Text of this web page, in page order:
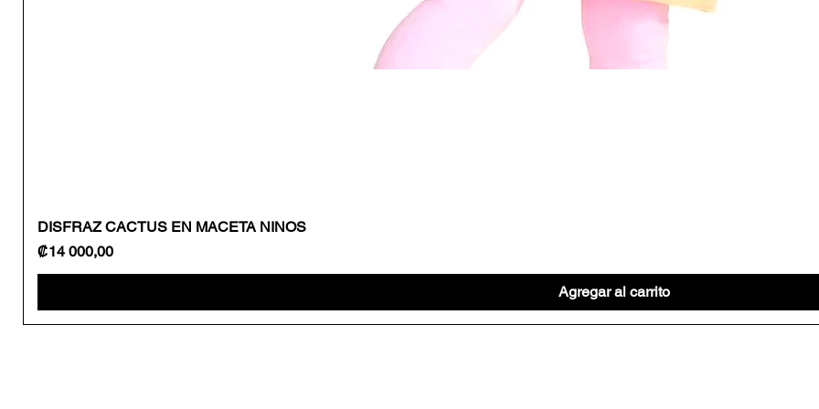
DISFRAZ CACTUS EN MACETA NINOS
Precio
₡14 000,00
Agregar al carrito